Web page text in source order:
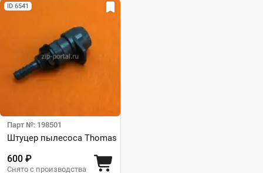
ID 6541
Парт №: 198501
Штуцер пылесоса Thomas
600 ₽
Снято с производства